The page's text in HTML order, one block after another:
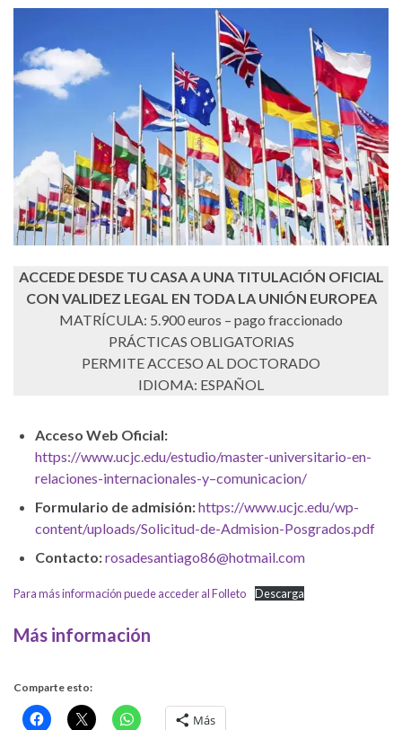
ACCEDE DESDE TU CASA A UNA TITULACIÓN OFICIAL
CON VALIDEZ LEGAL EN TODA LA UNIÓN EUROPEA
MATRÍCULA: 5.900 euros – pago fraccionado
PRÁCTICAS OBLIGATORIAS
PERMITE ACCESO AL DOCTORADO
IDIOMA: ESPAÑOL
Acceso Web Oficial:
https://www.ucjc.edu/estudio/master-universitario-en-
relaciones-internacionales-y–comunicacion/
Formulario de admisión:https://www.ucjc.edu/wp-
content/uploads/Solicitud-de-Admision-Posgrados.pdf
Contacto:rosadesantiago86@hotmail.com
Para más información puede acceder al Folleto Descarga
Más información
Comparte esto:
Más